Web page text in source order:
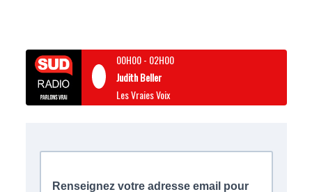
00H00- 02H00
Judith Beller
Les Vraies Voix